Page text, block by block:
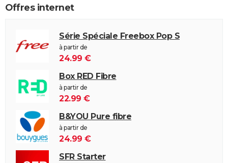
Offres internet
Série Spéciale Freebox Pop S
à partir de
24.99 €
Box RED Fibre
à partir de
22.99 €
B&YOU Pure fibre
à partir de
24.99 €
SFR Starter